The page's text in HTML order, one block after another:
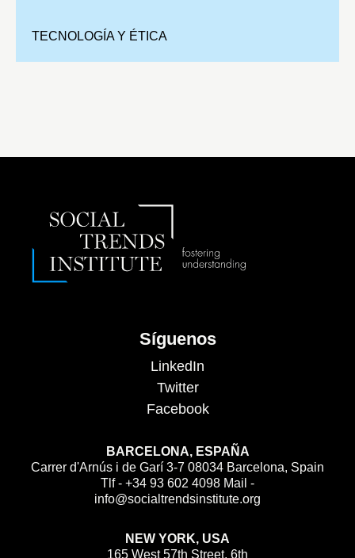
TECNOLOGÍA Y ÉTICA
Síguenos
LinkedIn
Twitter
Facebook
BARCELONA, ESPAÑA
Carrer d'Arnús i de Garí 3-7 08034 Barcelona, Spain
Tlf - +34 93 602 4098 Mail -
info@socialtrendsinstitute.org
NEW YORK, USA
165 West 57th Street, 6th